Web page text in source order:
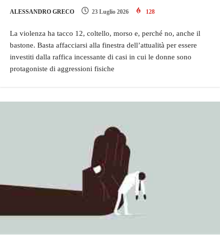
ALESSANDRO GRECO 23 Luglio 2026 128
La violenza ha tacco 12, coltello, morso e, perché no, anche il
bastone. Basta affacciarsi alla finestra dell’attualità per essere
investiti dalla raffica incessante di casi in cui le donne sono
protagoniste di aggressioni fisiche